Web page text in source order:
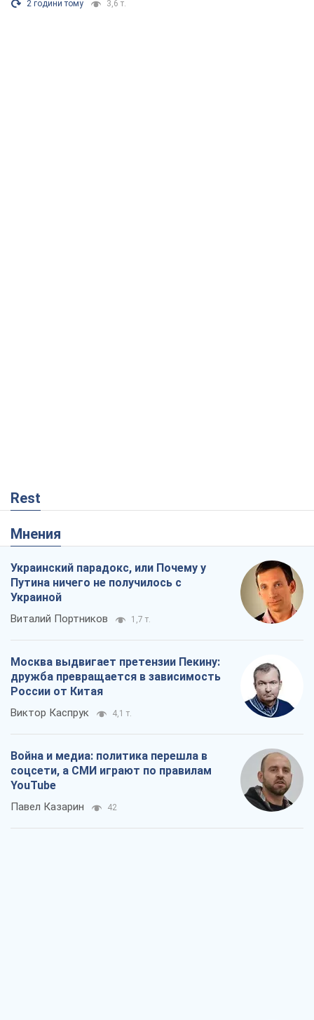
2 години тому 3,6 т.
Rest
Мнения
Украинский парадокс, или Почему у
Путина ничего не получилось с
Украиной
Виталий Портников 1,7 т.
Москва выдвигает претензии Пекину:
дружба превращается в зависимость
России от Китая
Виктор Каспрук 4,1 т.
Война и медиа: политика перешла в
соцсети, а СМИ играют по правилам
YouTube
Павел Казарин 42